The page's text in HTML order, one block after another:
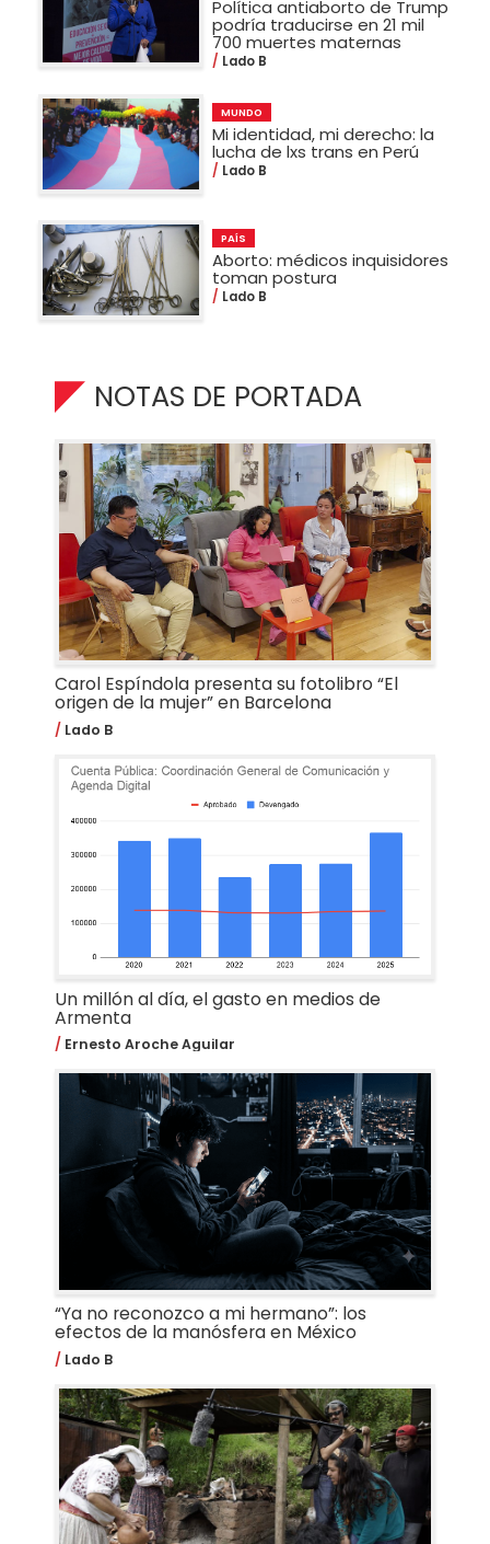
Política antiaborto de Trump
podría traducirse en 21 mil
700 muertes maternas
Lado B
MUNDO
Mi identidad, mi derecho: la
lucha de lxs trans en Perú
Lado B
PAÍS
Aborto: médicos inquisidores
toman postura
Lado B
NOTAS DE PORTADA
Carol Espíndola presenta su fotolibro “El
origen de la mujer” en Barcelona
Lado B
Un millón al día, el gasto en medios de
Armenta
Ernesto Aroche Aguilar
“Ya no reconozco a mi hermano”: los
efectos de la manósfera en México
Lado B